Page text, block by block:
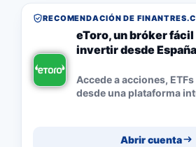
RECOMENDACIÓN DE
eToro, un bróker fácil
invertir desde España
Accede a acciones,
desde una plataforma
Abrir cuenta